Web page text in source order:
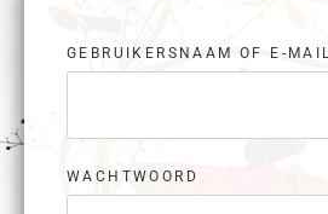
GEBRUIKERSNAAM OF E-
WACHTWOORD